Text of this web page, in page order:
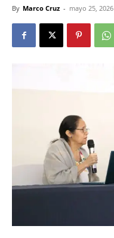
By Marco Cruz - mayo 25, 2026